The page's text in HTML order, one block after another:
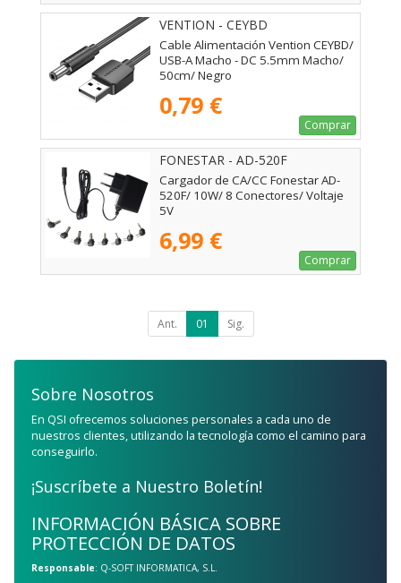
VENTION - CEYBD
Cable Alimentación Vention CEYBD/
USB-A Macho - DC 5.5mm Macho/
50cm/ Negro
0,79 €
Comprar
FONESTAR - AD-520F
Cargador de CA/CC Fonestar AD-
520F/ 10W/ 8 Conectores/ Voltaje
5V
6,99 €
Comprar
Ant. 01 Sig.
Sobre Nosotros
En QSI ofrecemos soluciones personales a cada uno de
nuestros clientes, utilizando la tecnología como el camino para
conseguirlo.
¡Suscríbete a Nuestro Boletín!
INFORMACIÓN BÁSICA SOBRE
PROTECCIÓN DE DATOS
Responsable: Q-SOFT INFORMATICA, S.L.